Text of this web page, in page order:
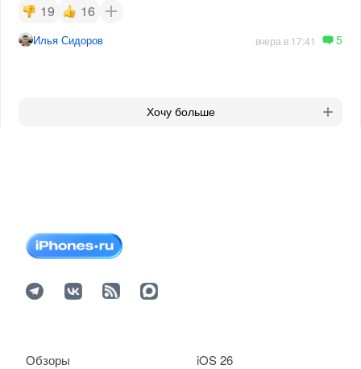
19 16
Илья Сидоров вчера в 17:41 5
Хочу больше
iOS 26
Обзоры